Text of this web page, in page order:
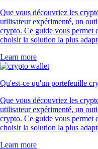
Que vous découvriez les
utilisateur expérimenté, un
crypto. Ce guide vous permet
choisir la solution la plus
Learn more
Qu'est-ce qu'un portefeuille
Que vous découvriez les
utilisateur expérimenté, un
crypto. Ce guide vous permet
choisir la solution la plus
Learn more